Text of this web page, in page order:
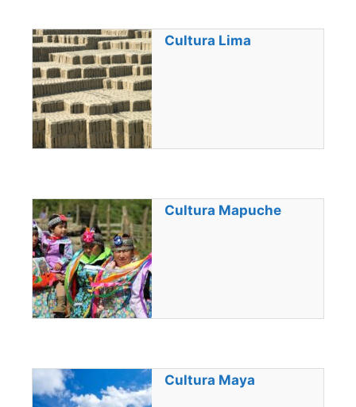
Cultura Lima
Cultura Mapuche
Cultura Maya